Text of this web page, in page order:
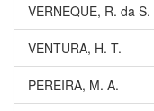
VERNEQUE, R. da S.
VENTURA, H. T.
PEREIRA, M. A.